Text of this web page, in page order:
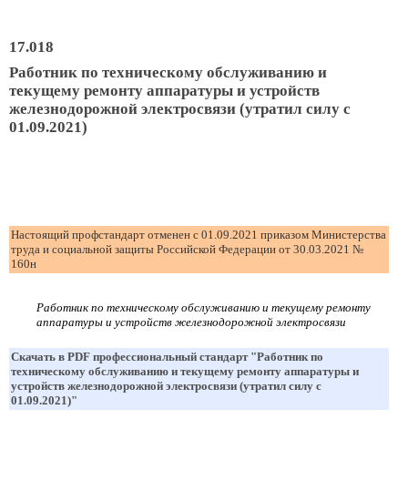
17.018
Работник по техническому обслуживанию и
текущему ремонту аппаратуры и устройств
железнодорожной электросвязи (утратил силу с
01.09.2021)
Настоящий профстандарт отменен с 01.09.2021 приказом Министерства
труда и социальной защиты Российской Федерации от 30.03.2021 №
160н
Работник по техническому обслуживанию и текущему ремонту
аппаратуры и устройств железнодорожной электросвязи
Скачать в PDF профессиональный стандарт "Работник по
техническому обслуживанию и текущему ремонту аппаратуры и
устройств железнодорожной электросвязи (утратил силу с
01.09.2021)"